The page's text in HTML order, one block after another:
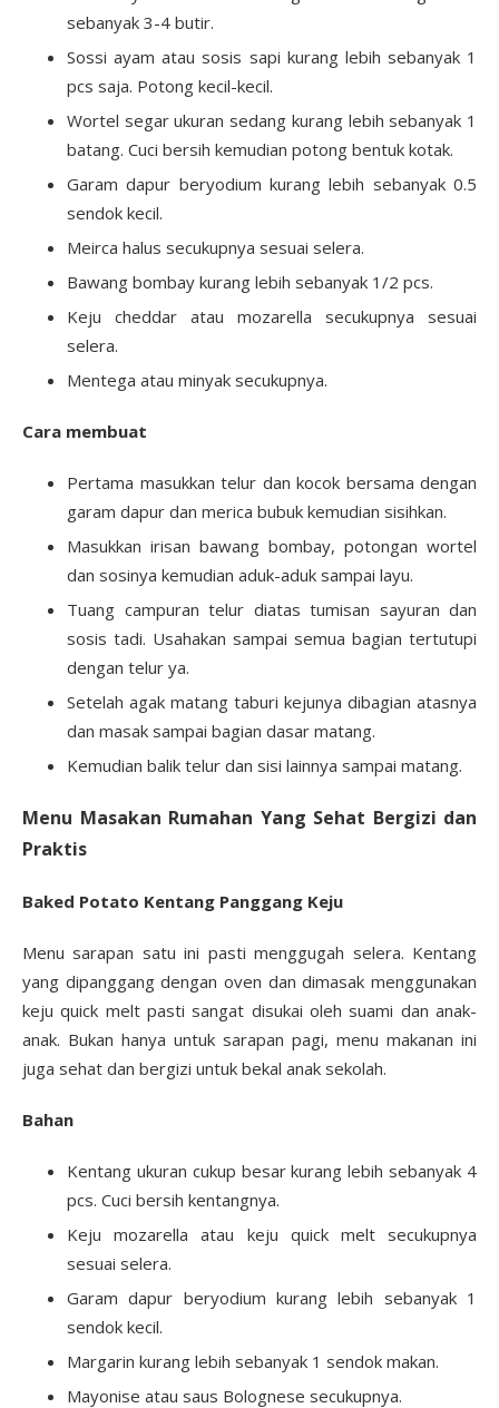
sebanyak 3-4 butir.
Sossi ayam atau sosis sapi kurang lebih sebanyak 1
pcs saja. Potong kecil-kecil.
Wortel segar ukuran sedang kurang lebih sebanyak 1
batang. Cuci bersih kemudian potong bentuk kotak.
Garam dapur beryodium kurang lebih sebanyak 0.5
sendok kecil.
Meirca halus secukupnya sesuai selera.
Bawang bombay kurang lebih sebanyak 1/2 pcs.
Keju cheddar atau mozarella secukupnya sesuai
selera.
Mentega atau minyak secukupnya.
Cara membuat
Pertama masukkan telur dan kocok bersama dengan
garam dapur dan merica bubuk kemudian sisihkan.
Masukkan irisan bawang bombay, potongan wortel
dan sosinya kemudian aduk-aduk sampai layu.
Tuang campuran telur diatas tumisan sayuran dan
sosis tadi. Usahakan sampai semua bagian tertutupi
dengan telur ya.
Setelah agak matang taburi kejunya dibagian atasnya
dan masak sampai bagian dasar matang.
Kemudian balik telur dan sisi lainnya sampai matang.
Menu Masakan Rumahan Yang Sehat Bergizi dan
Praktis
Baked Potato Kentang Panggang Keju
Menu sarapan satu ini pasti menggugah selera. Kentang
yang dipanggang dengan oven dan dimasak menggunakan
keju quick melt pasti sangat disukai oleh suami dan anak-
anak. Bukan hanya untuk sarapan pagi, menu makanan ini
juga sehat dan bergizi untuk bekal anak sekolah.
Bahan
Kentang ukuran cukup besar kurang lebih sebanyak 4
pcs. Cuci bersih kentangnya.
Keju mozarella atau keju quick melt secukupnya
sesuai selera.
Garam dapur beryodium kurang lebih sebanyak 1
sendok kecil.
Margarin kurang lebih sebanyak 1 sendok makan.
Mayonise atau saus Bolognese secukupnya.